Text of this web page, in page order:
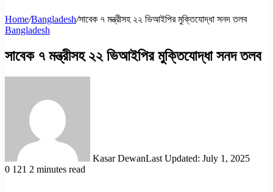
Home/Bangladesh/সাবেক ৭ মন্ত্রীসহ ২২ ভিআইপির মুক্তিযোদ্ধা সনদ তলব
Bangladesh
সাবেক ৭ মন্ত্রীসহ ২২ ভিআইপির মুক্তিযোদ্ধা সনদ তলব
Kasar DewanLast Updated: July 1, 2025
0 121 2 minutes read